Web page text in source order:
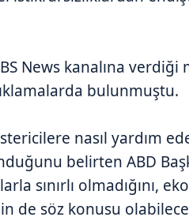
News kanalına
bulunmuştu.
nasıl yardım
belirten ABD
sınırlı olmadığını,
de söz konusu